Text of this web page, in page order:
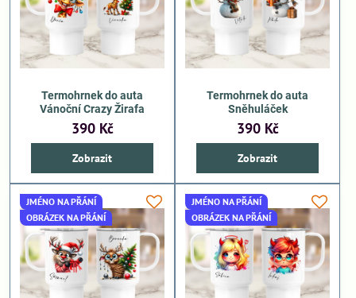
Termohrnek do auta
Vánoční Crazy Žirafa
390 Kč
Zobrazit
Termohrnek do auta
Sněhuláček
390 Kč
Zobrazit
JMÉNO NA PŘÁNÍ
OBRÁZEK NA PŘÁNÍ
JMÉNO NA PŘÁNÍ
OBRÁZEK NA PŘÁNÍ